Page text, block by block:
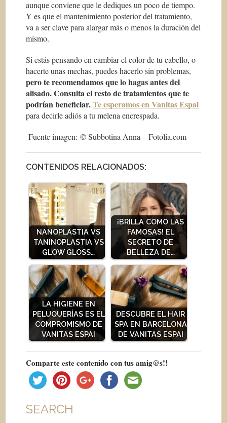
aunque conviene que le dediques un poco de tiempo.
Y es que el mantenimiento posterior del tratamiento,
va a ser clave para alargar más o menos la duración del
mismo.
Si estás pensando en cambiar el color de tu cabello, o
hacerte unas mechas, puedes hacerlo sin problemas,
pero te recomendamos que lo hagas antes del
alisado. Consulta el resto de tratamientos que te
podrían beneficiar.Te esperamos en Vanitas Espai
para decirle adiós a tu melena encrespada.
Fuente imagen: © Subbotina Anna – Fotolia.com
CONTENIDOS RELACIONADOS:
NANOPLASTIA VS
TANINOPLASTIA VS
GLOW GLOSS…
¡BRILLA COMO LAS
FAMOSAS! EL
SECRETO DE
BELLEZA DE…
LA HIGIENE EN
PELUQUERÍAS ES EL
COMPROMISMO DE
VANITAS ESPAI
DESCUBRE EL HAIR
SPA EN BARCELONA
DE VANITAS ESPAI
Comparte este contenido con tus amig@s!!
SEARCH